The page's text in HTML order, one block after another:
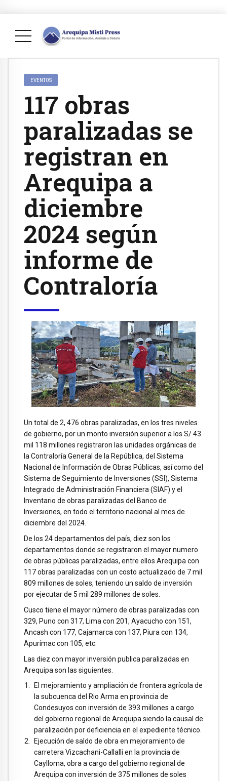
EVENTOS
117 obras
paralizadas se
registran en
Arequipa a
diciembre
2024 según
informe de
Contraloría
Un total de 2, 476 obras paralizadas, en los tres niveles
de gobierno, por un monto inversión superior a los S/ 43
mil 118 millones registraron las unidades orgánicas de
la Contraloría General de la República, del Sistema
Nacional de Información de Obras Públicas, así como del
Sistema de Seguimiento de Inversiones (SSI), Sistema
Integrado de Administración Financiera (SIAF) y el
Inventario de obras paralizadas del Banco de
Inversiones, en todo el territorio nacional al mes de
diciembre del 2024.
De los 24 departamentos del país, diez son los
departamentos donde se registraron el mayor numero
de obras públicas paralizadas, entre ellos Arequipa con
117 obras paralizadas con un costo actualizado de 7 mil
809 millones de soles, teniendo un saldo de inversión
por ejecutar de 5 mil 289 millones de soles.
Cusco tiene el mayor número de obras paralizadas con
329, Puno con 317, Lima con 201, Ayacucho con 151,
Ancash con 177, Cajamarca con 137, Piura con 134,
Apurímac con 105, etc.
Las diez con mayor inversión publica paralizadas en
Arequipa son las siguientes.
El mejoramiento y ampliación de frontera agrícola de
la subcuenca del Rio Arma en provincia de
Condesuyos con inversión de 393 millones a cargo
del gobierno regional de Arequipa siendo la causal de
paralización por deficiencia en el expediente técnico.
Ejecución de saldo de obra en mejoramiento de
carretera Vizcachani-Callalli en la provincia de
Caylloma, obra a cargo del gobierno regional de
Arequipa con inversión de 375 millones de soles